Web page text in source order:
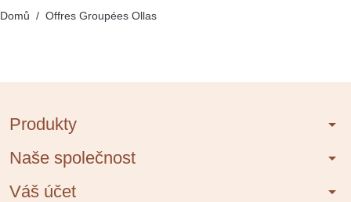
Domů Offres Groupées Ollas
Produkty arrow_drop_down
Naše společnost arrow_drop_down
Váš účet arrow_drop_down